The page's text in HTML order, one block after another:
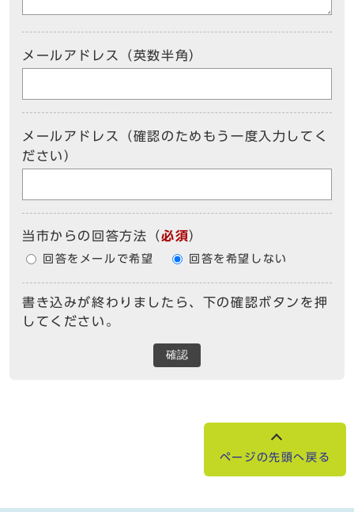
メールアドレス（英数半角）
メールアドレス（確認のためもう一度入力してく
ださい）
当市からの回答方法 （必須）
回答をメールで希望 回答を希望しない
書き込みが終わりましたら、下の確認ボタンを押
してください。
確認
ページの先頭へ戻る